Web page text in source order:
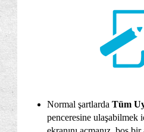
Normal şartlarda Tüm
penceresine ulaşabilmek